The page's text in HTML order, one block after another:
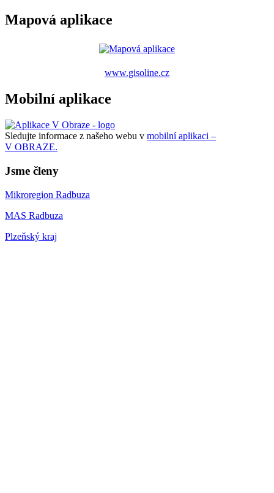
Mapová aplikace
www.gisoline.cz
Mobilní aplikace
Sledujte informace z našeho webu v mobilní aplikaci –
V OBRAZE.
Jsme členy
Mikroregion Radbuza
MAS Radbuza
Plzeňský kraj